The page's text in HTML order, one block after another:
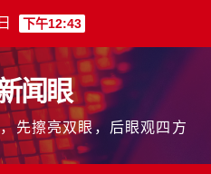
下午12:43
闻眼
先擦亮双眼，后眼观四方